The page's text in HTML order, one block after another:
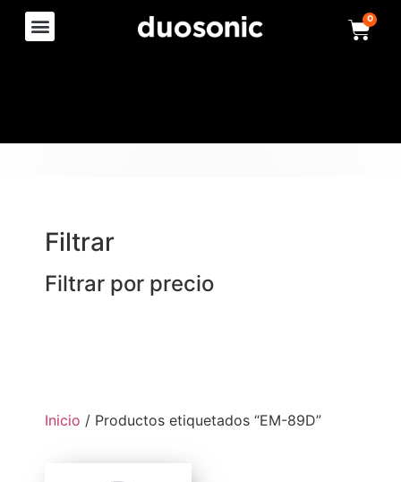
0
Filtrar
Filtrar por precio
Inicio / Productos etiquetados “EM-89D”